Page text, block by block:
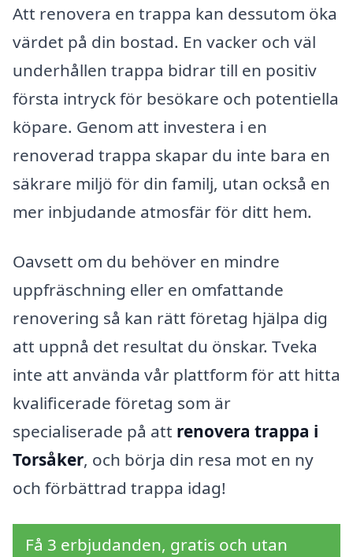
Att renovera en trappa kan dessutom öka
värdet på din bostad. En vacker och väl
underhållen trappa bidrar till en positiv
första intryck för besökare och potentiella
köpare. Genom att investera i en
renoverad trappa skapar du inte bara en
säkrare miljö för din familj, utan också en
mer inbjudande atmosfär för ditt hem.
Oavsett om du behöver en mindre
uppfräschning eller en omfattande
renovering så kan rätt företag hjälpa dig
att uppnå det resultat du önskar. Tveka
inte att använda vår plattform för att hitta
kvalificerade företag som är
specialiserade på att renovera trappa i
Torsåker, och börja din resa mot en ny
och förbättrad trappa idag!
Få 3 erbjudanden, gratis och utan